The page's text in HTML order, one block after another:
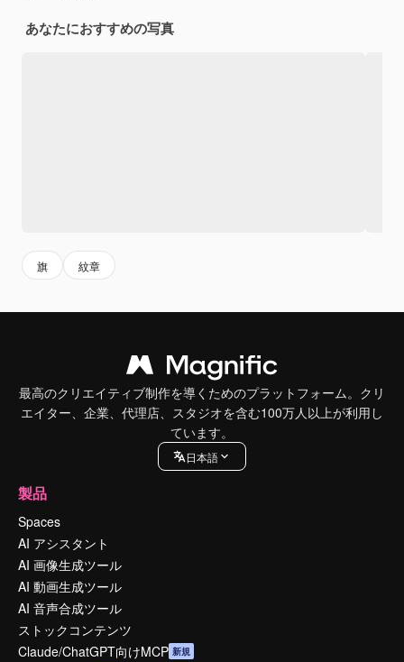
あなたにおすすめの写真
旗 紋章
最高のクリエイティブ制作を導くためのプラットフォーム。クリ
エイター、企業、代理店、スタジオを含む100万人以上が利用し
ています。
日本語
製品
Spaces
AI アシスタント
AI 画像生成ツール
AI 動画生成ツール
AI 音声合成ツール
ストックコンテンツ
Claude/ChatGPT向けMCP 新規